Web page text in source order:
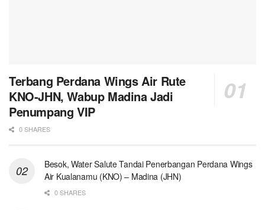
Terbang Perdana Wings Air Rute
KNO-JHN, Wabup Madina Jadi
Penumpang VIP
0 SHARES
Besok, Water Salute Tandai Penerbangan Perdana Wings
Air Kualanamu (KNO) – Madina (JHN)
0 SHARES